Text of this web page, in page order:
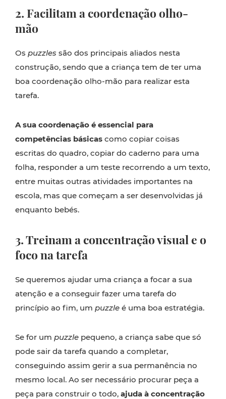
2. Facilitam a coordenação olho-
mão
Os puzzles são dos principais aliados nesta
construção, sendo que a criança tem de ter uma
boa coordenação olho-mão para realizar esta
tarefa.
A sua coordenação é essencial para
competências básicas como copiar coisas
escritas do quadro, copiar do caderno para uma
folha, responder a um teste recorrendo a um texto,
entre muitas outras atividades importantes na
escola, mas que começam a ser desenvolvidas já
enquanto bebés.
3. Treinam a concentração visual e o
foco na tarefa
Se queremos ajudar uma criança a focar a sua
atenção e a conseguir fazer uma tarefa do
princípio ao fim, um puzzle é uma boa estratégia.
Se for um puzzle pequeno, a criança sabe que só
pode sair da tarefa quando a completar,
conseguindo assim gerir a sua permanência no
mesmo local. Ao ser necessário procurar peça a
peça para construir o todo, ajuda à concentração